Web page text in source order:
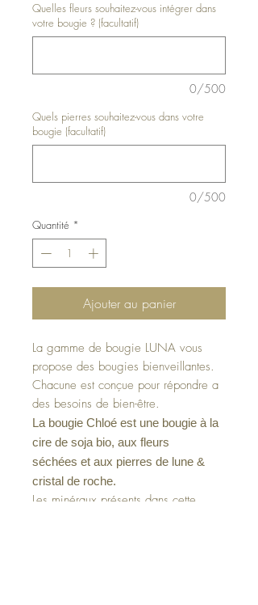
Quelles fleurs souhaitez-vous intégrer dans
votre bougie ? (facultatif)
0/500
Quels pierres souhaitez-vous dans votre
bougie (facultatif)
0/500
Quantité *
Ajouter au panier
La gamme de bougie LUNA vous
propose des bougies bienveillantes.
Chacune est conçue pour répondre a
des besoins de bien-être.
La bougie Chloé est une bougie à la
cire de soja bio, aux fleurs
séchées et aux pierres de lune &
cristal de roche.
Les minéraux présents dans cette